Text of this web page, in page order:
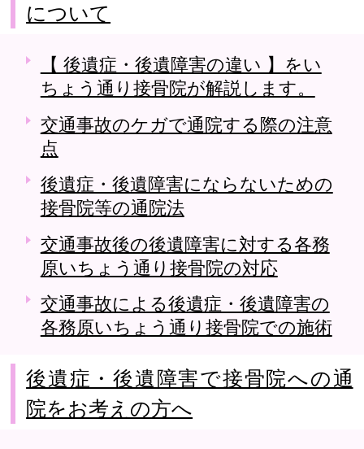
について
【 後遺症・後遺障害の違い 】をい
ちょう通り接骨院が解説します。
交通事故のケガで通院する際の注意
点
後遺症・後遺障害にならないための
接骨院等の通院法
交通事故後の後遺障害に対する各務
原いちょう通り接骨院の対応
交通事故による後遺症・後遺障害の
各務原いちょう通り接骨院での施術
後遺症・後遺障害で接骨院への通
院をお考えの方へ